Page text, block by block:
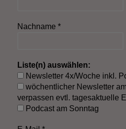
Nachname *
Liste(n) auswählen:
Newsletter 4x/Woche inkl.
wöchentlicher Newsletter
verpassen evtl. tagesaktuelle
Podcast am Sonntag